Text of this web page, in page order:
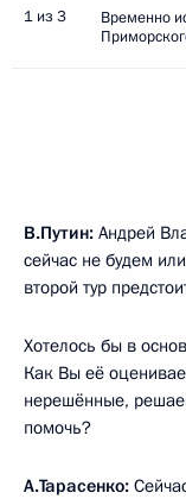
1 из 3
Временно
В.Путин: Андрей
сейчас не будем
второй тур
Хотелось бы в
Как Вы её
нерешённые,
помочь?
А.Тарасенко: